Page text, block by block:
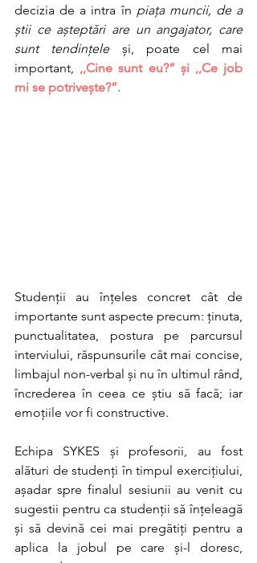
decizia de a intra în piața muncii, de a
știi ce așteptări are un angajator, care
sunt tendințele și, poate cel mai
important,
,,Cine sunt eu?” și ,,Ce job
mi se potrivește?”.
Studenții au înțeles concret cât de
importante sunt aspecte precum: ținuta,
punctualitatea, postura pe parcursul
interviului, răspunsurile cât mai concise,
limbajul non-verbal și nu în ultimul rând,
încrederea în ceea ce știu să facă; iar
emoțiile vor fi constructive.
Echipa SYKES și profesorii, au fost
alături de studenți în timpul exercițiului,
așadar spre finalul sesiunii au venit cu
sugestii pentru ca studenții să înțeleagă
și să devină cei mai pregătiți pentru a
aplica la jobul pe care și-l doresc,